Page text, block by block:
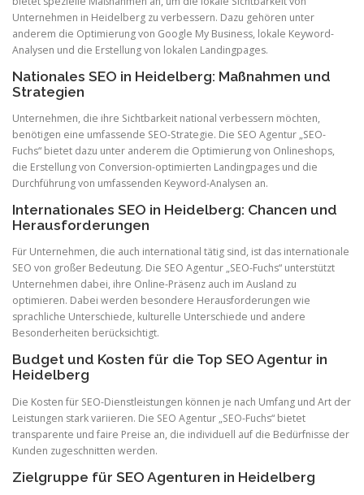
Unternehmen in Heidelberg zu verbessern. Dazu gehören unter
anderem die Optimierung von Google My Business, lokale Keyword-
Analysen und die Erstellung von lokalen Landingpages.
Nationales SEO in Heidelberg: Maßnahmen und
Strategien
Unternehmen, die ihre Sichtbarkeit national verbessern möchten,
benötigen eine umfassende SEO-Strategie. Die SEO Agentur „SEO-
Fuchs“ bietet dazu unter anderem die Optimierung von Onlineshops,
die Erstellung von Conversion-optimierten Landingpages und die
Durchführung von umfassenden Keyword-Analysen an.
Internationales SEO in Heidelberg: Chancen und
Herausforderungen
Für Unternehmen, die auch international tätig sind, ist das internationale
SEO von großer Bedeutung. Die SEO Agentur „SEO-Fuchs“ unterstützt
Unternehmen dabei, ihre Online-Präsenz auch im Ausland zu
optimieren. Dabei werden besondere Herausforderungen wie
sprachliche Unterschiede, kulturelle Unterschiede und andere
Besonderheiten berücksichtigt.
Budget und Kosten für die Top SEO Agentur in
Heidelberg
Die Kosten für SEO-Dienstleistungen können je nach Umfang und Art der
Leistungen stark variieren. Die SEO Agentur „SEO-Fuchs“ bietet
transparente und faire Preise an, die individuell auf die Bedürfnisse der
Kunden zugeschnitten werden.
Zielgruppe für SEO Agenturen in Heidelberg